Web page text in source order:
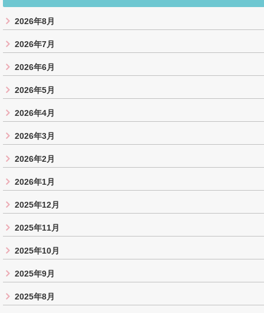
2026年8月
2026年7月
2026年6月
2026年5月
2026年4月
2026年3月
2026年2月
2026年1月
2025年12月
2025年11月
2025年10月
2025年9月
2025年8月